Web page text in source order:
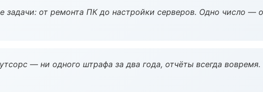
задачи: от ремонта ПК до настройки серверов. Одно число —
— ни одного штрафа за два года, отчёты всегда вовремя.